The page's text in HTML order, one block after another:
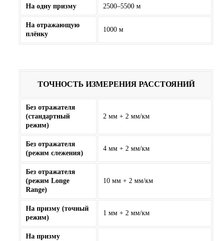
На одну призму 2500–5500 м
На отражающую
плёнку
1000 м
ТОЧНОСТЬ ИЗМЕРЕНИЯ РАССТОЯНИЙ
Без отражателя
(стандартный
режим)
2 мм + 2 мм/км
Без отражателя
(режим слежения)
4 мм + 2 мм/км
Без отражателя
(режим Longe
Range)
10 мм + 2 мм/км
На призму (точный
режим)
1 мм + 2 мм/км
На призму